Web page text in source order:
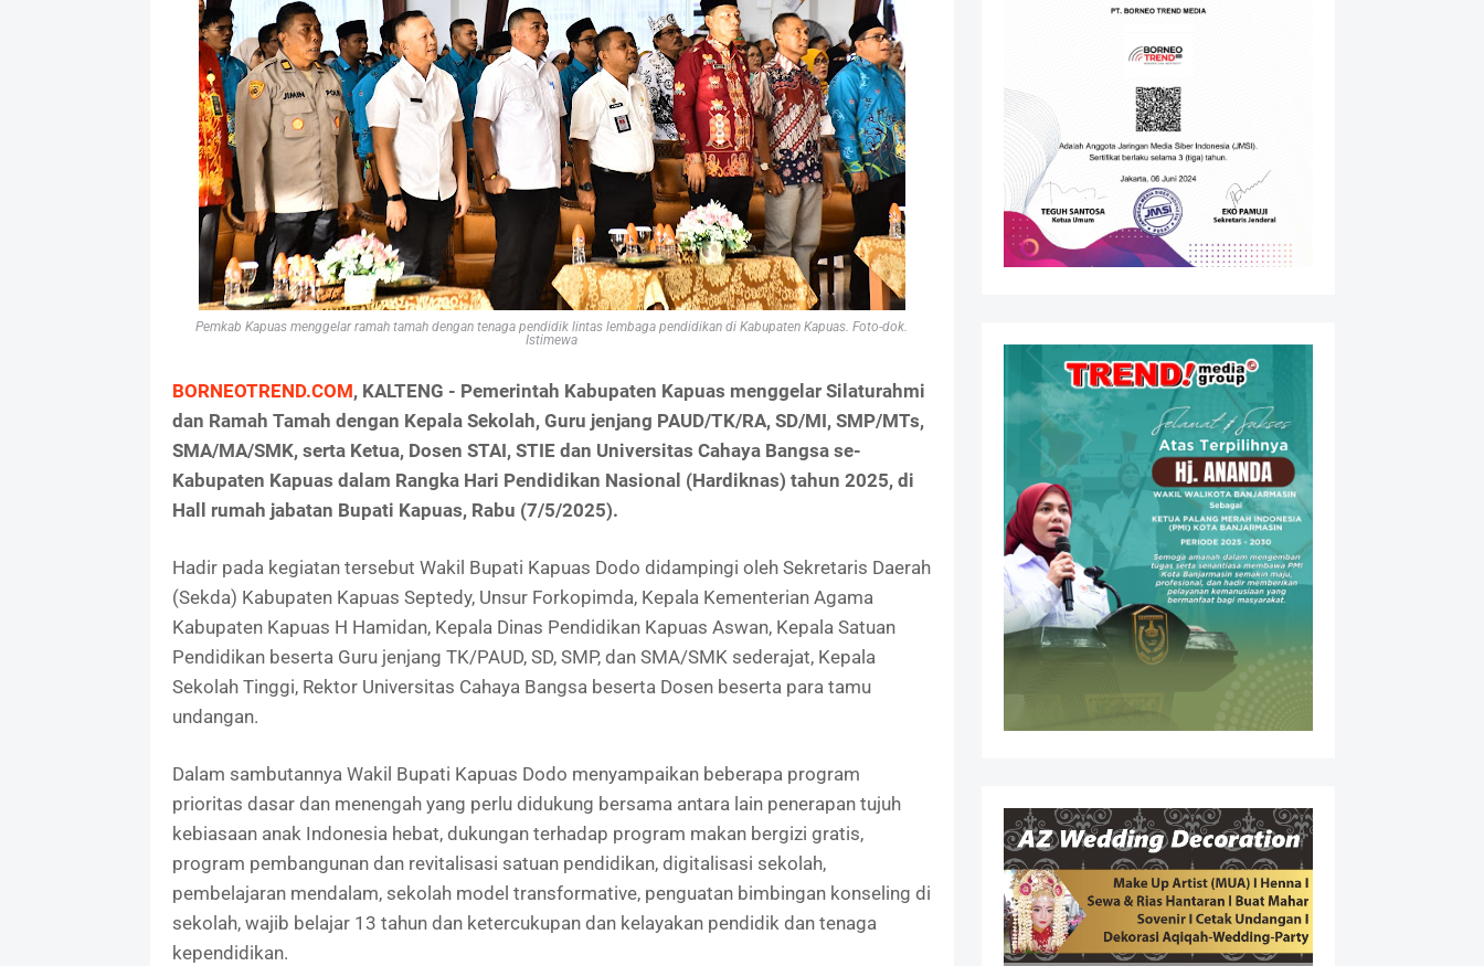
Pemkab Kapuas menggelar ramah tamah dengan tenaga pendidik lintas lembaga pendidikan di Kabupaten Kapuas. Foto-dok.
Istimewa
BORNEOTREND.COM, KALTENG - Pemerintah Kabupaten Kapuas menggelar Silaturahmi
dan Ramah Tamah dengan Kepala Sekolah, Guru jenjang PAUD/TK/RA, SD/MI, SMP/MTs,
SMA/MA/SMK, serta Ketua, Dosen STAI, STIE dan Universitas Cahaya Bangsa se-
Kabupaten Kapuas dalam Rangka Hari Pendidikan Nasional (Hardiknas) tahun 2025, di
Hall rumah jabatan Bupati Kapuas, Rabu (7/5/2025).
Hadir pada kegiatan tersebut Wakil Bupati Kapuas Dodo didampingi oleh Sekretaris Daerah
(Sekda) Kabupaten Kapuas Septedy, Unsur Forkopimda, Kepala Kementerian Agama
Kabupaten Kapuas H Hamidan, Kepala Dinas Pendidikan Kapuas Aswan, Kepala Satuan
Pendidikan beserta Guru jenjang TK/PAUD, SD, SMP, dan SMA/SMK sederajat, Kepala
Sekolah Tinggi, Rektor Universitas Cahaya Bangsa beserta Dosen beserta para tamu
undangan.
Dalam sambutannya Wakil Bupati Kapuas Dodo menyampaikan beberapa program
prioritas dasar dan menengah yang perlu didukung bersama antara lain penerapan tujuh
kebiasaan anak Indonesia hebat, dukungan terhadap program makan bergizi gratis,
program pembangunan dan revitalisasi satuan pendidikan, digitalisasi sekolah,
pembelajaran mendalam, sekolah model transformative, penguatan bimbingan konseling di
sekolah, wajib belajar 13 tahun dan ketercukupan dan kelayakan pendidik dan tenaga
kependidikan.